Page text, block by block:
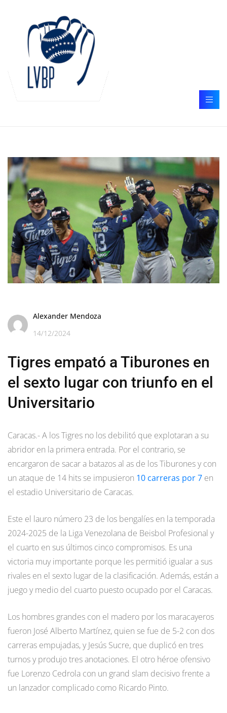
Alexander Mendoza
14/12/2024
Tigres empató a Tiburones en
el sexto lugar con triunfo en el
Universitario
Caracas.- A los Tigres no los debilitó que explotaran a su
abridor en la primera entrada. Por el contrario, se
encargaron de sacar a batazos al as de los Tiburones y con
un ataque de 14 hits se impusieron 10 carreras por 7 en
el estadio Universitario de Caracas.
Este el lauro número 23 de los bengalíes en la temporada
2024-2025 de la Liga Venezolana de Beisbol Profesional y
el cuarto en sus últimos cinco compromisos. Es una
victoria muy importante porque les permitió igualar a sus
rivales en el sexto lugar de la clasificación. Además, están a
juego y medio del cuarto puesto ocupado por el Caracas.
Los hombres grandes con el madero por los maracayeros
fueron José Alberto Martínez, quien se fue de 5-2 con dos
carreras empujadas, y Jesús Sucre, que duplicó en tres
turnos y produjo tres anotaciones. El otro héroe ofensivo
fue Lorenzo Cedrola con un grand slam decisivo frente a
un lanzador complicado como Ricardo Pinto.